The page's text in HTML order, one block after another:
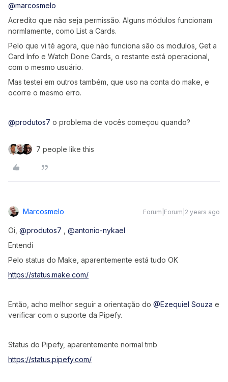
@marcosmelo
Acredito que não seja permissão. Alguns módulos funcionam
normlamente, como List a Cards.
Pelo que vi té agora, que nào funciona são os modulos, Get a
Card Info e Watch Done Cards, o restante está operacional,
com o mesmo usuário.
Mas testei em outros também, que uso na conta do make, e
ocorre o mesmo erro.
@produtos7 o problema de vocês começou quando?
7 people like this
Marcosmelo Forum|Forum|2 years ago
Oi, @produtos7
@antonio-nykael
Entendi
Pelo status do Make, aparentemente está tudo OK
https://status.make.com/
Então, acho melhor seguir a orientação do @Ezequiel Souza e
verificar com o suporte da Pipefy.
Status do Pipefy, aparentemente normal tmb
https://status.pipefy.com/